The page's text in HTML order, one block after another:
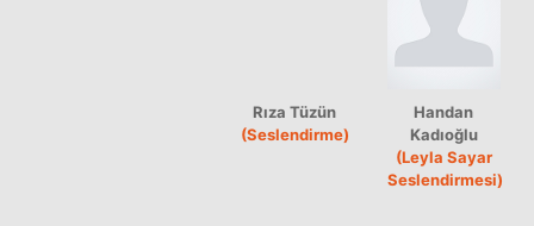
Rıza Tüzün
(Seslendirme)
Handan
Kadıoğlu
(Leyla Sayar
Seslendirmesi)